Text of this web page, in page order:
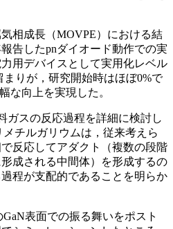
相成長（MOVPE）における結
告したpnダイオード動作での実
用デバイスとして実用化レベル
りが，研究開始時はほぼ0%で
な向上を実現した。
ガスの反応過程を詳細に検討し
チルガリウムは，従来考えら
反応してアダクト（複数の段階
成される中間体）を形成するの
程が支配的であることを明らか
表面での振る舞いをポスト